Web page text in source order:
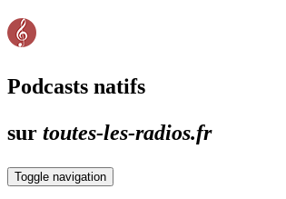
Podcasts natifs
sur toutes-les-radios.fr
Toggle navigation